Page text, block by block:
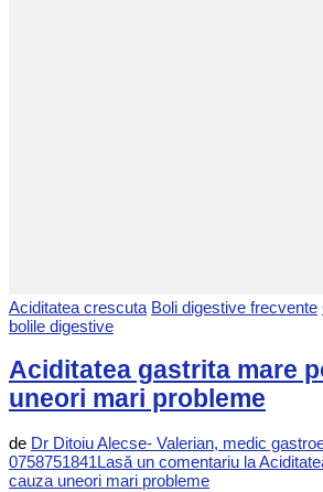
Aciditatea crescuta Boli digestive frecvente
bolile digestive
Aciditatea gastrita mare
uneori mari probleme
de Dr Ditoiu Alecse- Valerian, medic
0758751841Lasă un comentariu la
cauza uneori mari probleme